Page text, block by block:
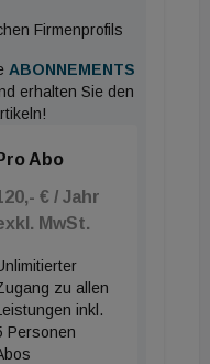
Firmenprofils
ABONNEMENTS
erhalten Sie den
Abo
€ / Jahr
MwSt.
zu allen
inkl.
Personen